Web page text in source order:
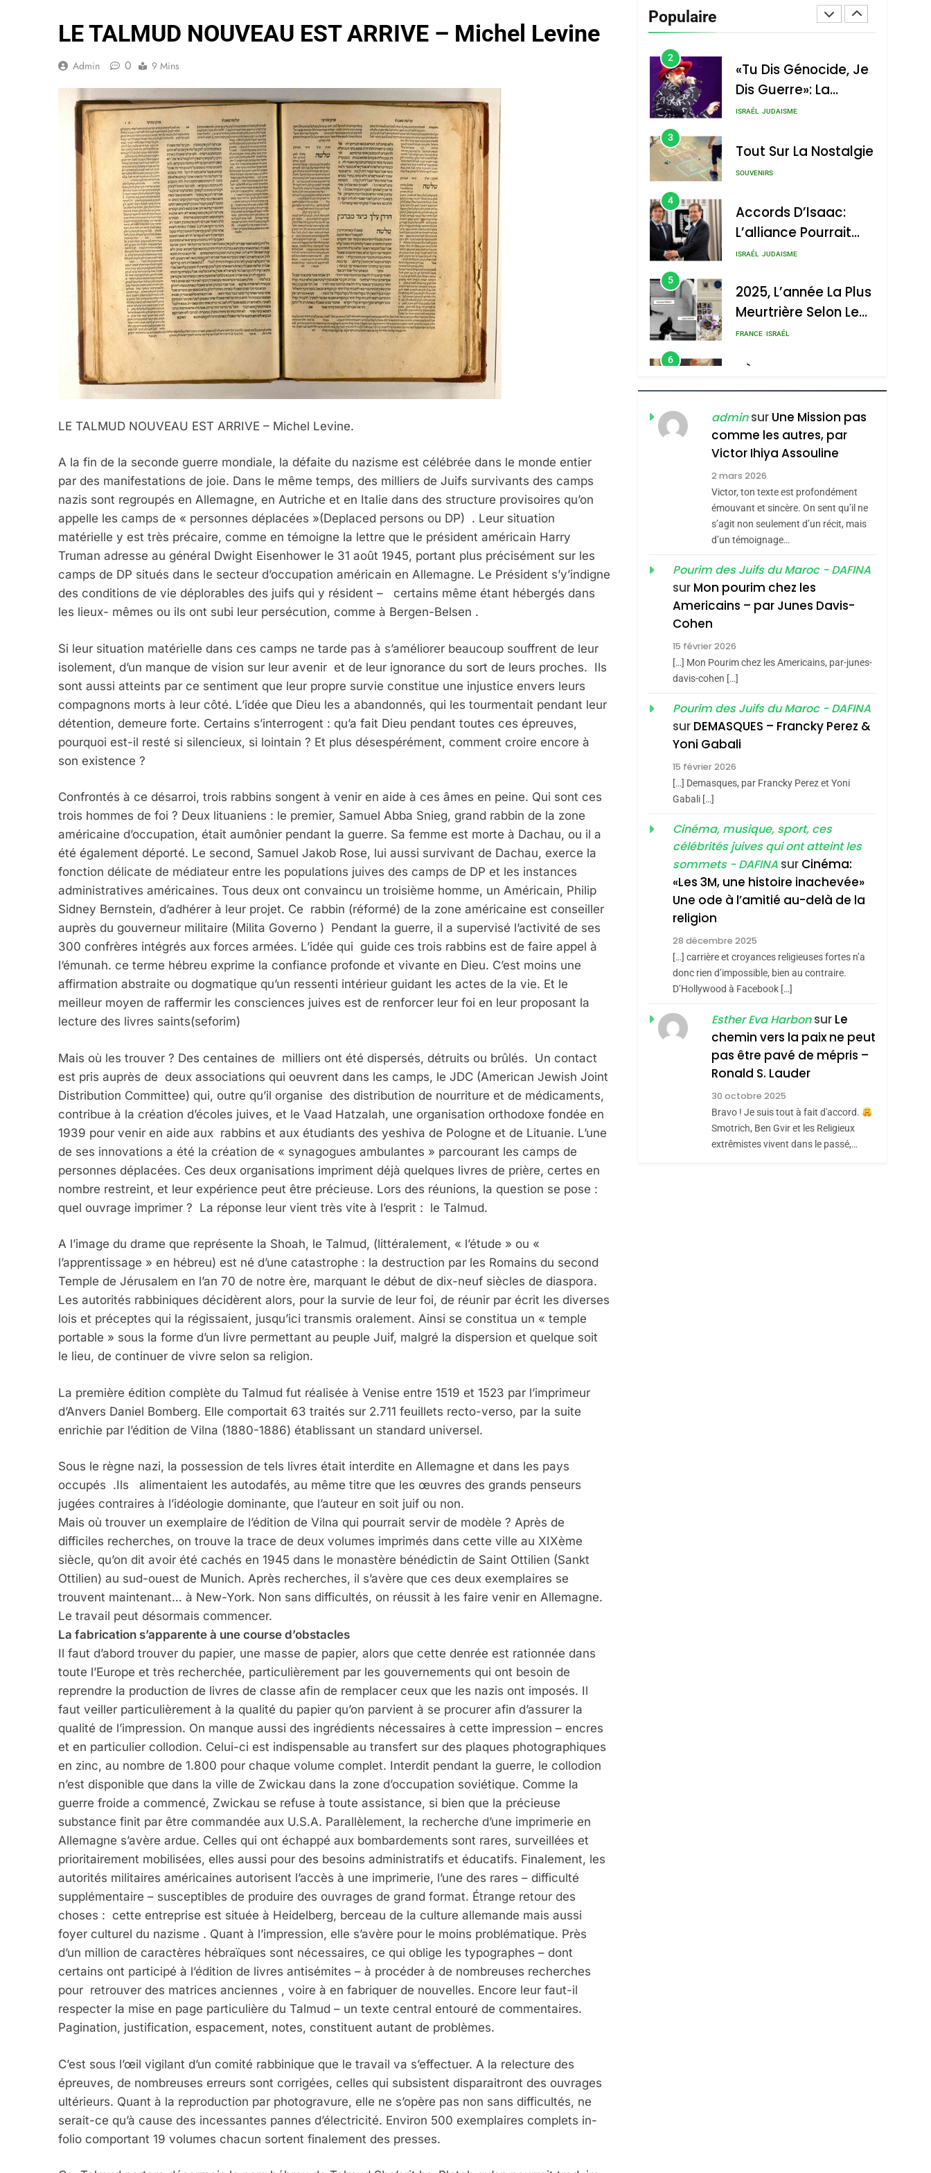
LE TALMUD NOUVEAU EST ARRIVE – Michel Levine
Admin 0 9 Mins
LE TALMUD NOUVEAU EST ARRIVE – Michel Levine.
A la fin de la seconde guerre mondiale, la défaite du nazisme est célébrée dans le monde entier
par des manifestations de joie. Dans le même temps, des milliers de Juifs survivants des camps
nazis sont regroupés en Allemagne, en Autriche et en Italie dans des structure provisoires qu’on
appelle les camps de « personnes déplacées »(Deplaced persons ou DP) . Leur situation
matérielle y est très précaire, comme en témoigne la lettre que le président américain Harry
Truman adresse au général Dwight Eisenhower le 31 août 1945, portant plus précisément sur les
camps de DP situés dans le secteur d’occupation américain en Allemagne. Le Président s’y’indigne
des conditions de vie déplorables des juifs qui y résident – certains même étant hébergés dans
les lieux- mêmes ou ils ont subi leur persécution, comme à Bergen-Belsen .
Si leur situation matérielle dans ces camps ne tarde pas à s’améliorer beaucoup souffrent de leur
isolement, d’un manque de vision sur leur avenir et de leur ignorance du sort de leurs proches. Ils
sont aussi atteints par ce sentiment que leur propre survie constitue une injustice envers leurs
compagnons morts à leur côté. L’idée que Dieu les a abandonnés, qui les tourmentait pendant leur
détention, demeure forte. Certains s’interrogent : qu’a fait Dieu pendant toutes ces épreuves,
pourquoi est-il resté si silencieux, si lointain ? Et plus désespérément, comment croire encore à
son existence ?
Confrontés à ce désarroi, trois rabbins songent à venir en aide à ces âmes en peine. Qui sont ces
trois hommes de foi ? Deux lituaniens : le premier, Samuel Abba Snieg, grand rabbin de la zone
américaine d’occupation, était aumônier pendant la guerre. Sa femme est morte à Dachau, ou il a
été également déporté. Le second, Samuel Jakob Rose, lui aussi survivant de Dachau, exerce la
fonction délicate de médiateur entre les populations juives des camps de DP et les instances
administratives américaines. Tous deux ont convaincu un troisième homme, un Américain, Philip
Sidney Bernstein, d’adhérer à leur projet. Ce rabbin (réformé) de la zone américaine est conseiller
auprès du gouverneur militaire (Milita Governo ) Pendant la guerre, il a supervisé l’activité de ses
300 confrères intégrés aux forces armées. L’idée qui guide ces trois rabbins est de faire appel à
l‘émunah. ce terme hébreu exprime la confiance profonde et vivante en Dieu. C’est moins une
affirmation abstraite ou dogmatique qu’un ressenti intérieur guidant les actes de la vie. Et le
meilleur moyen de raffermir les consciences juives est de renforcer leur foi en leur proposant la
lecture des livres saints(seforim)
Mais où les trouver ? Des centaines de milliers ont été dispersés, détruits ou brûlés. Un contact
est pris auprès de deux associations qui oeuvrent dans les camps, le JDC (American Jewish Joint
Distribution Committee) qui, outre qu’il organise des distribution de nourriture et de médicaments,
contribue à la création d’écoles juives, et le Vaad Hatzalah, une organisation orthodoxe fondée en
1939 pour venir en aide aux rabbins et aux étudiants des yeshiva de Pologne et de Lituanie. L’une
de ses innovations a été la création de « synagogues ambulantes » parcourant les camps de
personnes déplacées. Ces deux organisations impriment déjà quelques livres de prière, certes en
nombre restreint, et leur expérience peut être précieuse. Lors des réunions, la question se pose :
quel ouvrage imprimer ? La réponse leur vient très vite à l’esprit : le Talmud.
A l’image du drame que représente la Shoah, le Talmud, (littéralement, « l’étude » ou «
l’apprentissage » en hébreu) est né d’une catastrophe : la destruction par les Romains du second
Temple de Jérusalem en l’an 70 de notre ère, marquant le début de dix-neuf siècles de diaspora.
Les autorités rabbiniques décidèrent alors, pour la survie de leur foi, de réunir par écrit les diverses
lois et préceptes qui la régissaient, jusqu’ici transmis oralement. Ainsi se constitua un « temple
portable » sous la forme d’un livre permettant au peuple Juif, malgré la dispersion et quelque soit
le lieu, de continuer de vivre selon sa religion.
La première édition complète du Talmud fut réalisée à Venise entre 1519 et 1523 par l’imprimeur
d’Anvers Daniel Bomberg. Elle comportait 63 traités sur 2.711 feuillets recto-verso, par la suite
enrichie par l’édition de Vilna (1880-1886) établissant un standard universel.
Sous le règne nazi, la possession de tels livres était interdite en Allemagne et dans les pays
occupés .Ils alimentaient les autodafés, au même titre que les œuvres des grands penseurs
jugées contraires à l’idéologie dominante, que l’auteur en soit juif ou non.
Mais où trouver un exemplaire de l’édition de Vilna qui pourrait servir de modèle ? Après de
difficiles recherches, on trouve la trace de deux volumes imprimés dans cette ville au XIXème
siècle, qu’on dit avoir été cachés en 1945 dans le monastère bénédictin de Saint Ottilien (Sankt
Ottilien) au sud-ouest de Munich. Après recherches, il s’avère que ces deux exemplaires se
trouvent maintenant… à New-York. Non sans difficultés, on réussit à les faire venir en Allemagne.
Le travail peut désormais commencer.
La fabrication s’apparente à une course d’obstacles
Il faut d’abord trouver du papier, une masse de papier, alors que cette denrée est rationnée dans
toute l’Europe et très recherchée, particulièrement par les gouvernements qui ont besoin de
reprendre la production de livres de classe afin de remplacer ceux que les nazis ont imposés. Il
faut veiller particulièrement à la qualité du papier qu’on parvient à se procurer afin d’assurer la
qualité de l’impression. On manque aussi des ingrédients nécessaires à cette impression – encres
et en particulier collodion. Celui-ci est indispensable au transfert sur des plaques photographiques
en zinc, au nombre de 1.800 pour chaque volume complet. Interdit pendant la guerre, le collodion
n’est disponible que dans la ville de Zwickau dans la zone d’occupation soviétique. Comme la
guerre froide a commencé, Zwickau se refuse à toute assistance, si bien que la précieuse
substance finit par être commandée aux U.S.A. Parallèlement, la recherche d’une imprimerie en
Allemagne s’avère ardue. Celles qui ont échappé aux bombardements sont rares, surveillées et
prioritairement mobilisées, elles aussi pour des besoins administratifs et éducatifs. Finalement, les
autorités militaires américaines autorisent l’accès à une imprimerie, l’une des rares – difficulté
supplémentaire – susceptibles de produire des ouvrages de grand format. Étrange retour des
choses : cette entreprise est située à Heidelberg, berceau de la culture allemande mais aussi
foyer culturel du nazisme . Quant à l’impression, elle s’avère pour le moins problématique. Près
d’un million de caractères hébraïques sont nécessaires, ce qui oblige les typographes – dont
certains ont participé à l’édition de livres antisémites – à procéder à de nombreuses recherches
pour retrouver des matrices anciennes , voire à en fabriquer de nouvelles. Encore leur faut-il
respecter la mise en page particulière du Talmud – un texte central entouré de commentaires.
Pagination, justification, espacement, notes, constituent autant de problèmes.
C’est sous l’œil vigilant d’un comité rabbinique que le travail va s’effectuer. A la relecture des
épreuves, de nombreuses erreurs sont corrigées, celles qui subsistent disparaitront des ouvrages
ultérieurs. Quant à la reproduction par photogravure, elle ne s’opère pas non sans difficultés, ne
serait-ce qu’à cause des incessantes pannes d’électricité. Environ 500 exemplaires complets in-
folio comportant 19 volumes chacun sortent finalement des presses.
Populaire
2
«Tu Dis Génocide, Je
Nouvelle Chanson De
Boy George
ISRAÉL JUDAISME
3
Tout Sur La Nostalgie
4
Accords D’Isaac:
S’étendre À 13 Pays
D’Amérique Latine
ISRAÉL JUDAISME
5
2025, L’année La Plus
Rapport D’ADL
Contre
L’antisémitisme
FRANCE ISRAÉL
6
FIÈRE, DIGNE ET
POURQUOI JE
REVENDIQUE MA
JUDAÏTE Par Thérèse
Zrihen-Dvir
CE QUI NOUS
MANQUE – Jacques
Hadida
JUDAISME
Maroc : Les Amandes
De Tafraout, Le Miel
De Tadla Azilal
Consacrés Produits
Du Terroir
Oeil Ravageur –
Vanessa De Loya
Stauber
CINEMA ISRAÉL
Dis Guerre»: La
Boy George
Tout Sur La Nostalgie
4
Accords D’Isaac:
S’étendre À 13 Pays
D’Amérique Latine
ISRAÉL JUDAISME
2025, L’année La Plus
Meurtrière Selon Le
L’antisémitisme
6
FIÈRE, DIGNE ET
RÉSILIENTE :
POURQUOI JE
REVENDIQUE MA
JUDAÏTE Par Thérèse
Zrihen-Dvir
ISRAÉL JUDAISME
7
CE QUI NOUS
MANQUE – Jacques
Hadida
JUDAISME
Maroc : Les Amandes
De Tafraout, Le Miel
De Tadla Azilal
adminsur Une Mission pas
comme les autres, par
Victor Ihiya Assouline
2 mars 2026
Victor, ton texte est profondément
émouvant et sincère. On sent qu’il ne
s’agit non seulement d’un récit, mais
d’un témoignage…
Pourim des Juifs du Maroc - DAFINA
sur Mon pourim chez les
Americains – par Junes Davis-
Cohen
15 février 2026
[…] Mon Pourim chez les Americains, par-junes-
davis-cohen […]
Pourim des Juifs du Maroc - DAFINA
sur DEMASQUES – Francky Perez &
Yoni Gabali
15 février 2026
[…] Demasques, par Francky Perez et Yoni
Gabali […]
Cinéma, musique, sport, ces
célébrités juives qui ont atteint les
sommets - DAFINA sur Cinéma:
«Les 3M, une histoire inachevée»
Une ode à l’amitié au-delà de la
religion
28 décembre 2025
[…] carrière et croyances religieuses fortes n’a
donc rien d’impossible, bien au contraire.
D’Hollywood à Facebook […]
Esther Eva Harbonsur Le
chemin vers la paix ne peut
pas être pavé de mépris –
Ronald S. Lauder
30 octobre 2025
Bravo ! Je suis tout à fait d'accord.
Smotrich, Ben Gvir et les Religieux
extrêmistes vivent dans le passé,…